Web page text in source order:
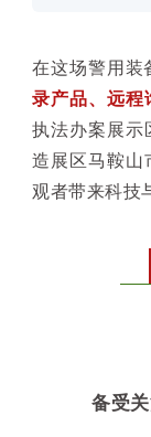
在这场警用装
录产品、远程
执法办案展示
造展区马鞍山
观者带来科技
备受